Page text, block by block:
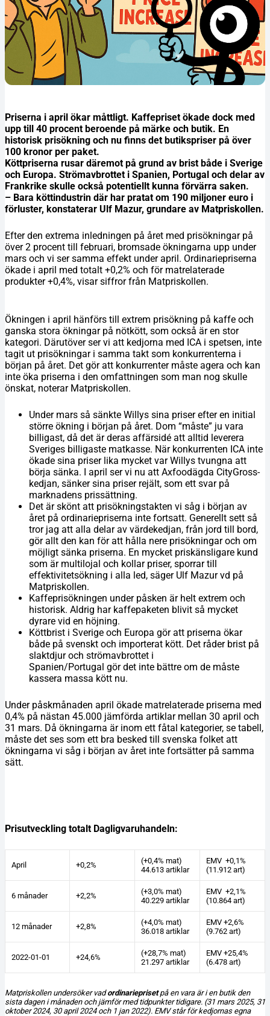
Priserna i april ökar måttligt. Kaffepriset ökade dock med
upp till 40 procent beroende på märke och butik. En
historisk prisökning och nu finns det butikspriser på över
100 kronor per paket.
Köttpriserna rusar däremot på grund av brist både i Sverige
och Europa. Strömavbrottet i Spanien, Portugal och delar av
Frankrike skulle också potentiellt kunna förvärra saken.
– Bara köttindustrin där har pratat om 190 miljoner euro i
förluster, konstaterar Ulf Mazur, grundare av Matpriskollen.
Efter den extrema inledningen på året med prisökningar på
över 2 procent till februari, bromsade ökningarna upp under
mars och vi ser samma effekt under april. Ordinariepriserna
ökade i april med totalt +0,2% och för matrelaterade
produkter +0,4%, visar siffror från Matpriskollen.
Ökningen i april hänförs till extrem prisökning på kaffe och
ganska stora ökningar på nötkött, som också är en stor
kategori. Därutöver ser vi att kedjorna med ICA i spetsen, inte
tagit ut prisökningar i samma takt som konkurrenterna i
början på året. Det gör att konkurrenter måste agera och kan
inte öka priserna i den omfattningen som man nog skulle
önskat, noterar Matpriskollen.
Under mars så sänkte Willys sina priser efter en initial
större ökning i början på året. Dom “måste” ju vara
billigast, då det är deras affärsidé att alltid leverera
Sveriges billigaste matkasse. När konkurrenten ICA inte
ökade sina priser lika mycket var Willys tvungna att
börja sänka. I april ser vi nu att Axfoodägda CityGross-
kedjan, sänker sina priser rejält, som ett svar på
marknadens prissättning.
Det är skönt att prisökningstakten vi såg i början av
året på ordinariepriserna inte fortsatt. Generellt sett så
tror jag att alla delar av värdekedjan, från jord till bord,
gör allt den kan för att hålla nere prisökningar och om
möjligt sänka priserna. En mycket priskänsligare kund
som är multilojal och kollar priser, sporrar till
effektivitetsökning i alla led, säger Ulf Mazur vd på
Matpriskollen.
Kaffeprisökningen under påsken är helt extrem och
historisk. Aldrig har kaffepaketen blivit så mycket
dyrare vid en höjning.
Köttbrist i Sverige och Europa gör att priserna ökar
både på svenskt och importerat kött. Det råder brist på
slaktdjur och strömavbrottet i
Spanien/Portugal gör det inte bättre om de måste
kassera massa kött nu.
Under påskmånaden april ökade matrelaterade priserna med
0,4% på nästan 45.000 jämförda artiklar mellan 30 april och
31 mars. Då ökningarna är inom ett fåtal kategorier, se tabell,
måste det ses som ett bra besked till svenska folket att
ökningarna vi såg i början av året inte fortsätter på samma
sätt.
Prisutveckling totalt Dagligvaruhandeln:
April +0,2%
(+0,4% mat)
44.613 artiklar
EMV +0,1%
(11.912 art)
6 månader +2,2%
(+3,0% mat)
40.229 artiklar
EMV +2,1%
(10.864 art)
12 månader +2,8%
(+4,0% mat)
36.018 artiklar
EMV +2,6%
(9.762 art)
2022-01-01 +24,6%
(+28,7% mat)
21.297 artiklar
EMV +25,4%
(6.478 art)
Matpriskollen undersöker vadordinarieprisetpå en vara är i en butik den
sista dagen i månaden och jämför med tidpunkter tidigare. (31 mars 2025, 31
oktober 2024, 30 april 2024 och 1 jan 2022). EMV står för kedjornas egna